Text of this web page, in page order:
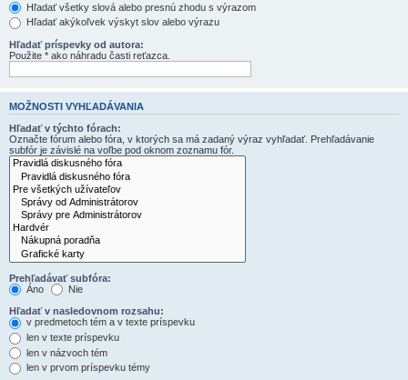
Hľadať všetky slová alebo presnú zhodu s výrazom
Hľadať akýkoľvek výskyt slov alebo výrazu
Hľadať príspevky od autora:
Použite * ako náhradu časti reťazca.
MOŽNOSTI VYHĽADÁVANIA
Hľadať v týchto fórach:
Označte fórum alebo fóra, v ktorých sa má zadaný výraz vyhľadať. Prehľadávanie
subfór je závislé na voľbe pod oknom zoznamu fór.
Prehľadávať subfóra:
Áno
Nie
Hľadať v nasledovnom rozsahu:
v predmetoch tém a v texte príspevku
len v texte príspevku
len v názvoch tém
len v prvom príspevku témy